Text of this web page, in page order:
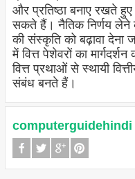
और प्रतिष्ठा बनाए रखते
सकते हैं। नैतिक निर्णय लेने
की संस्कृति को बढ़ावा देना
में वित्त पेशेवरों का
वित्त प्रथाओं से स्थायी
संबंध बनते हैं।
computerguidehindi